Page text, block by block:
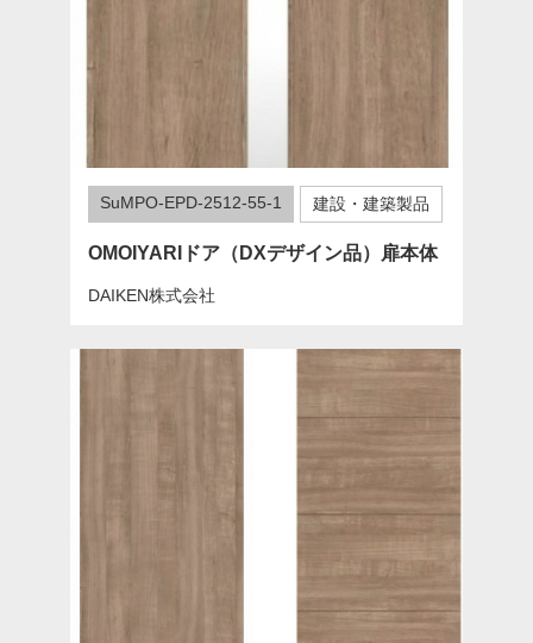
SuMPO-EPD-2512-55-1 建設・建築製品
OMOIYARIドア（DXデザイン品）扉本体
DAIKEN株式会社